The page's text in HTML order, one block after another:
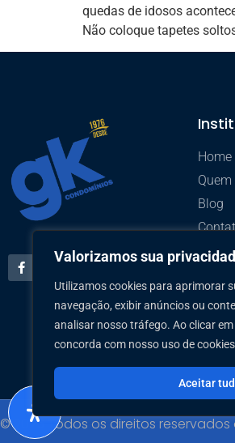
Valorizamos sua
Utilizamos cookies para aprimorar
navegação, exibir anúncios ou
analisar nosso tráfego. Ao clicar em
concorda com nosso uso de
Aceitar
quedas de idosos
Não coloque tapetes
Home
Blog
© 2026 Todos os direitos reservados